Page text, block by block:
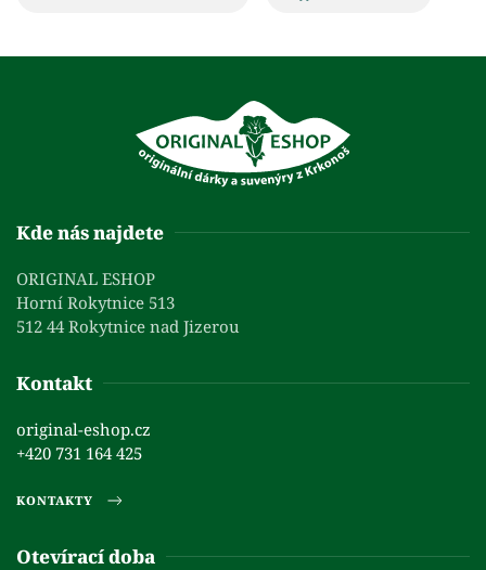
Kde nás najdete
ORIGINAL ESHOP
Horní Rokytnice 513
512 44 Rokytnice nad Jizerou
Kontakt
original-eshop.cz
+420 731 164 425
KONTAKTY
Otevírací doba